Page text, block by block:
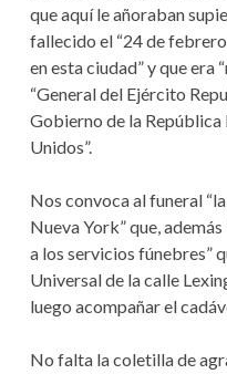
que aquí le añoraban
fallecido el “24 de
en esta ciudad” y que era
“General del Ejército
Gobierno de la República
Unidos”.
Nos convoca al funeral
Nueva York” que,
a los servicios fúnebres”
Universal de la calle
luego acompañar el
No falta la coletilla de